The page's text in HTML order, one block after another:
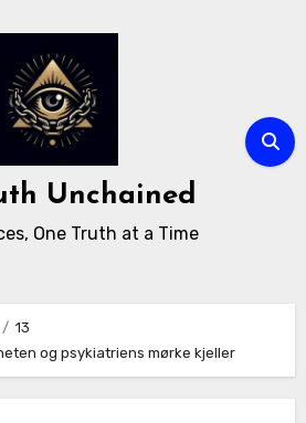
Unchained
One Truth at a Time
13
og psykiatriens mørke kjeller